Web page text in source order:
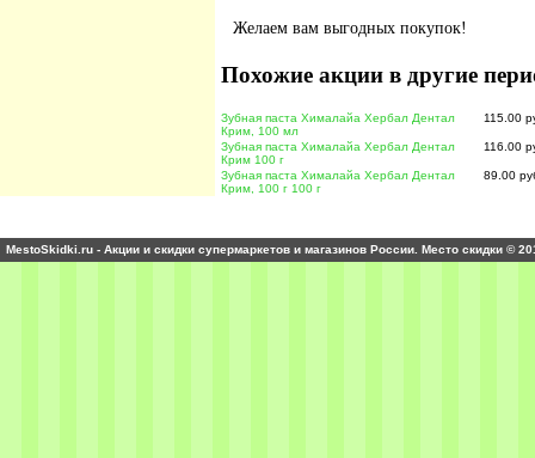
Желаем вам выгодных покупок!
Похожие акции в другие
Зубная паста Хималайа Хербал Дентал
Крим, 100 мл
115.00
Зубная паста Хималайа Хербал Дентал
Крим 100 г
116.00
Зубная паста Хималайа Хербал Дентал
Крим, 100 г 100 г
89.00
MestoSkidki.ru - Акции и скидки супермаркетов и магазинов России. Место скидки ©